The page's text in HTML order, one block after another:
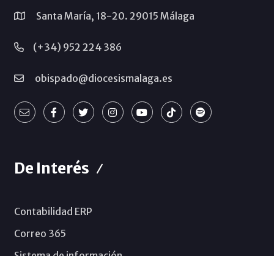
Santa María, 18-20. 29015 Málaga
(+34) 952 224 386
obispado@diocesismalaga.es
De Interés
Contabilidad ERP
Correo 365